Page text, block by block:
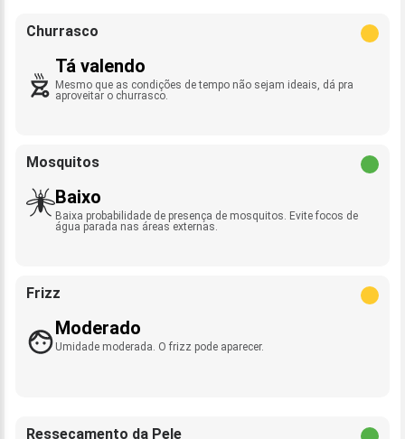
Churrasco
Tá valendo
Mesmo que as condições de tempo não sejam ideais, dá pra
aproveitar o churrasco.
Mosquitos
Baixo
Baixa probabilidade de presença de mosquitos. Evite focos de
água parada nas áreas externas.
Frizz
Moderado
Umidade moderada. O frizz pode aparecer.
Ressecamento da Pele